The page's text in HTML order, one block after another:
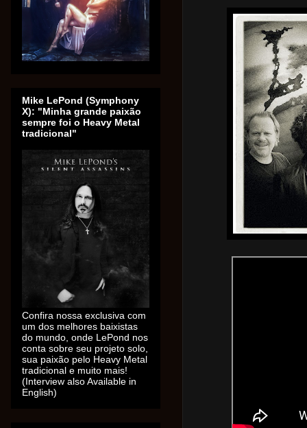
Mike LePond (Symphony
X): "Minha grande paixão
sempre foi o Heavy Metal
tradicional"
Confira nossa exclusiva com
um dos melhores baixistas
do mundo, onde LePond nos
conta sobre seu projeto solo,
sua paixão pelo Heavy Metal
tradicional e muito mais!
(Interview also Available in
English)